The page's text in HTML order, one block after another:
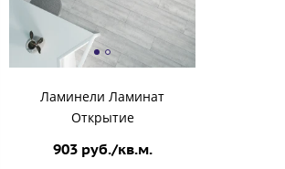
Ламинели Ламинат
Открытие
903 руб./кв.м.